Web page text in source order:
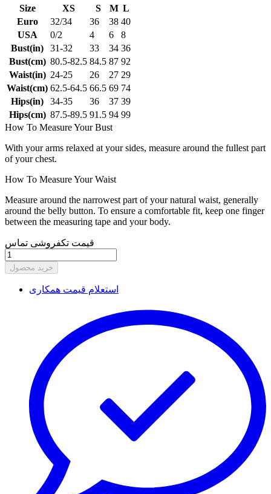
Size XS S M L
Euro
32/34 36 38 40
USA
0/2 4 6
8
Bust(in)
31-32 33 34 36
Bust(cm) 80.5-82.5 84.5 87 92
Waist(in) 24-25 26 27 29
Waist(cm) 62.5-64.5 66.5 69 74
Hips(in)
34-35 36 37 39
Hips(cm) 87.5-89.5 91.5 94 99
How To Measure Your Bust
With your arms relaxed at your sides, measure around the fullest part
of your chest.
How To Measure Your Waist
Measure around the narrowest part of your natural waist, generally
around the belly button. To ensure a comfortable fit, keep one finger
between the measuring tape and your body.
قیمت تکفروشی تماس
خرید محصول
استعلام قیمت همکاری